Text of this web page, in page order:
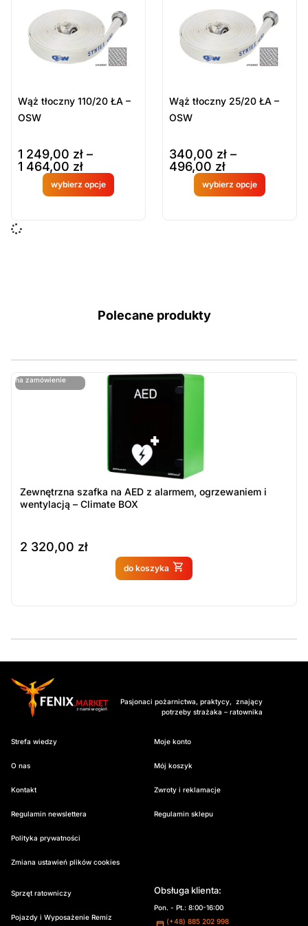
Cena
Kategorie Produktów
Węże strażackie i akcesoria
Węże W110
Węże W25
Wąż tłoczny 110/20 ŁA –
OSW
1 249,00 zł –
1 464,00 zł
wybierz opcje
Produkt
dostępny
Wąż tłoczny 25/20 ŁA –
OSW
340,00 zł –
496,00 zł
wybierz opcje
Produkt
Polecane produkty
na zamówienie
ostatnie sztuki
Zewnętrzna szafka na AED z alarmem, ogrzewaniem i
wentylacją – Climate BOX
2 320,00 zł
do koszyka
Produkt dostępny na
Pasjonaci pożarnictwa, praktycy, znający
potrzeby strażaka – ratownika
Strefa wiedzy
O nas
Kontakt
Regulamin newslettera
Polityka prywatności
Zmiana ustawień plików cookies
Moje konto
Mój koszyk
Zwroty i reklamacje
Regulamin sklepu
Sprzęt ratowniczy
Pojazdy i Wyposażenie Remiz
Obsługa klienta:
Pon. - Pt.: 8:00-16:00
(+48) 885 202 998